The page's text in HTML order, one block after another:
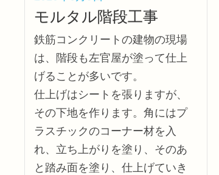
モルタル階段工事
鉄筋コンクリートの建物の現場
は、階段も左官屋が塗って仕上
げることが多いです。
仕上げはシートを張りますが、
その下地を作ります。角にはプ
ラスチックのコーナー材を入
れ、立ち上がりを塗り、そのあ
と踏み面を塗り、仕上げていき